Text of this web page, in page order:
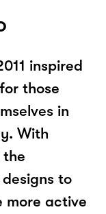
inspired
those
in
With
to
more active